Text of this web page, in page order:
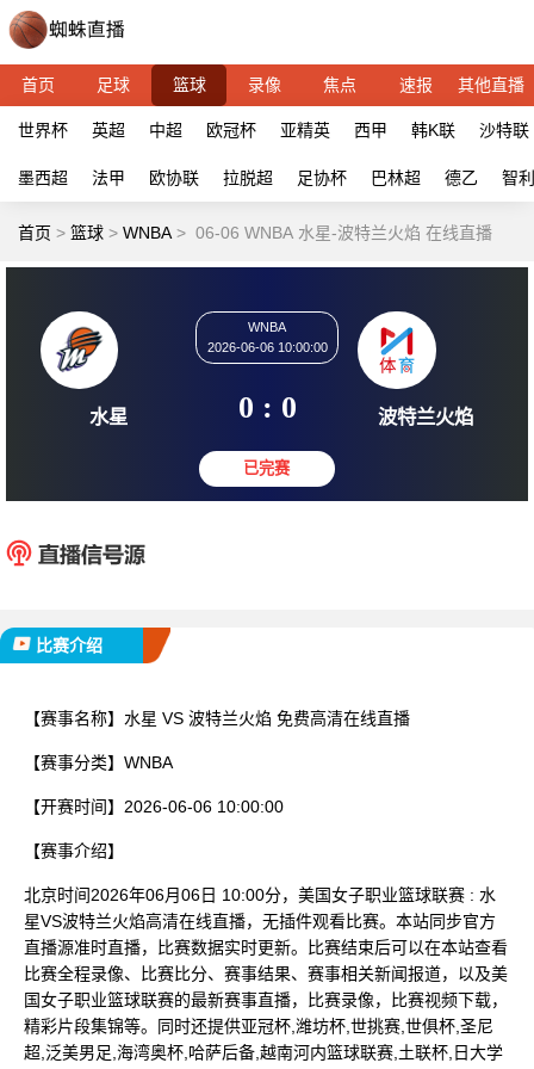
首页 足球 篮球 录像 焦点 速报 其他直播
世界杯 英超 中超 欧冠杯 亚精英 西甲 韩K联 沙特联
墨西超 法甲 欧协联 拉脱超 足协杯 巴林超 德乙 智
首页 > 篮球 > WNBA > 06-06 WNBA 水星-波特兰火焰 在线直播
水星
2026-06-06 10:00:00
0 : 0 波特
比赛介绍
【赛事名称】 水星 VS 波特兰火焰 免费高清在线直播
【赛事分类】 WNBA
【开赛时间】 2026-06-06 10:00:00
【赛事介绍】
北京时间2026年06月06日 10:00分，美国女子职业篮球联赛 : 水
星VS波特兰火焰高清在线直播，无插件观看比赛。本站同步官方
直播源准时直播，比赛数据实时更新。比赛结束后可以在本站查看
比赛全程录像、比赛比分、赛事结果、赛事相关新闻报道，以及美
国女子职业篮球联赛的最新赛事直播，比赛录像，比赛视频下载，
精彩片段集锦等。同时还提供亚冠杯,潍坊杯,世挑赛,世俱杯,圣尼
超,泛美男足,海湾奥杯,哈萨后备,越南河内篮球联赛,土联杯,日大学